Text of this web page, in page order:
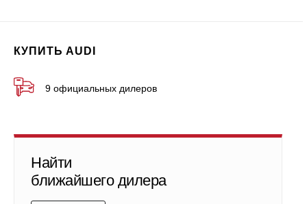
КУПИТЬ AUDI
9 официальных дилеров
Найти
ближайшего дилера